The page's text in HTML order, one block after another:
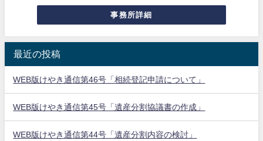
事務所詳細
最近の投稿
WEB版けやき通信第46号「相続登記申請について」
WEB版けやき通信第45号「遺産分割協議書の作成」
WEB版けやき通信第44号「遺産分割内容の検討」